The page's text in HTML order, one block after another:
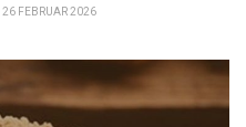
26 FEBRUAR 2026